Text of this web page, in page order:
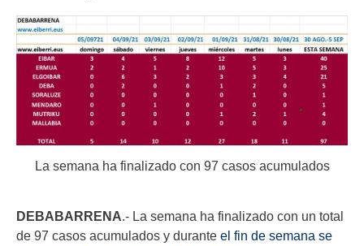
La semana ha finalizado con 97 casos acumulados
DEBABARRENA.- La semana ha finalizado con un total
de 97 casos acumulados y durante el fin de semana se